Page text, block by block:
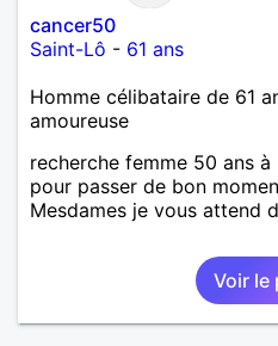
cancer50
Saint-Lô - 61 ans
Homme célibataire de 61
amoureuse
recherche femme 50 ans
pour passer de bon
Mesdames je vous attend
Voir le